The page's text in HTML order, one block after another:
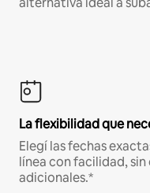
La flexibilidad que
Elegí las fechas
línea con facilidad,
adicionales.*